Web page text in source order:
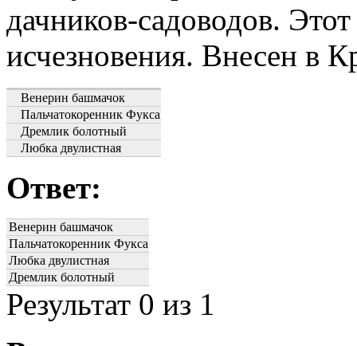
дачников-садоводов.
исчезновения. Внесен в
Венерин башмачок
Пальчатокоренник Фукса
Дремлик болотный
Любка двулистная
Ответ:
Венерин башмачок
Пальчатокоренник Фукса
Любка двулистная
Дремлик болотный
Результат 0 из 1